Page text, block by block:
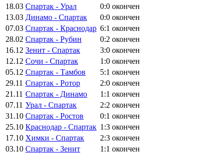
18.03 Спартак - Урал 0:0 окончен
13.03 Динамо - Спартак 0:0 окончен
07.03 Спартак - Краснодар 6:1 окончен
28.02 Спартак - Рубин 0:2 окончен
16.12 Зенит - Спартак 3:0 окончен
12.12 Сочи - Спартак 1:0 окончен
05.12 Спартак - Тамбов 5:1 окончен
29.11 Спартак - Ротор 2:0 окончен
21.11 Спартак - Динамо 1:1 окончен
07.11 Урал - Спартак 2:2 окончен
31.10 Спартак - Ростов 0:1 окончен
25.10 Краснодар - Спартак 1:3 окончен
17.10 Химки - Спартак 2:3 окончен
03.10 Спартак - Зенит 1:1 окончен